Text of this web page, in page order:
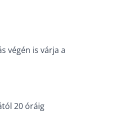
végén is várja a
20 óráig